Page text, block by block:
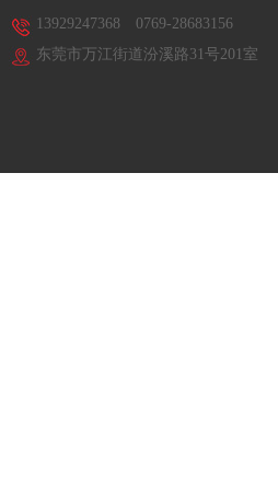
13929247368 0769-28683156
东莞市万江街道汾溪路31号201室